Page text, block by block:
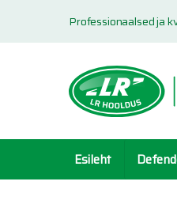
Professionaalsed ja
Esileht